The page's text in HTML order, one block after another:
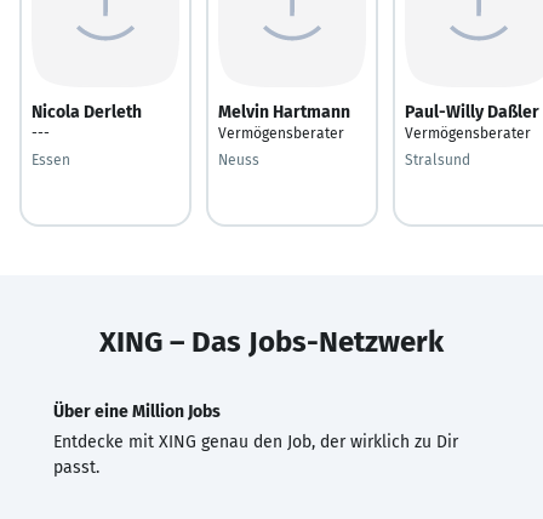
Nicola Derleth
---
Essen
Melvin Hartmann
Vermögensberater
Neuss
Paul-Willy Daßler
Vermögensberater
Stralsund
XING – Das Jobs-Netzwerk
Über eine Million Jobs
Entdecke mit XING genau den Job, der wirklich zu Dir
passt.